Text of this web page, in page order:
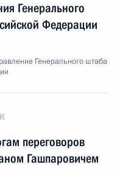
Генерального
Федерации
Генерального штаба
переговоров
Гашпаровичем